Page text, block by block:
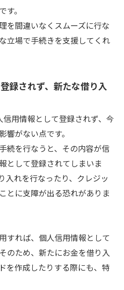
。
を間違いなくスムーズに行な
立場で手続きを支援してくれ
録されず、新たな借り入
用情報として登録されず、今
がない点です。
続を行なうと、その内容が信
として登録されてしまいま
入れを行なったり、クレジッ
とに支障が出る恐れがありま
すれば、個人信用情報として
のため、新たにお金を借り入
を作成したりする際にも、特